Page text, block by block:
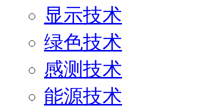
显示技术
绿色技术
感测技术
能源技术